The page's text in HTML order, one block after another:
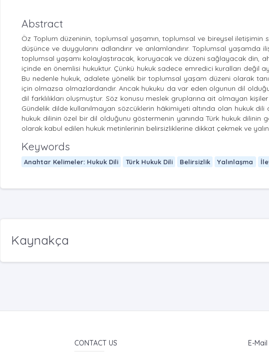
Abstract
Öz Toplum düzeninin, toplumsal yaşamın, toplumsal ve bireysel
düşünce ve duygularını adlandırır ve anlamlandırır. Toplumsal
toplumsal yaşamı kolaylaştıracak, koruyacak ve düzeni sağlayacak din,
içinde en önemlisi hukuktur. Çünkü hukuk sadece emredici kuralları değil
Bu nedenle hukuk, adalete yönelik bir toplumsal yaşam düzeni olarak
için olmazsa olmazlardandır. Ancak hukuku da var eden olgunun dil
dil farklılıkları oluşmuştur. Söz konusu meslek gruplarına ait olmayan
Gündelik dilde kullanılmayan sözcüklerin hâkimiyeti altında olan hukuk dili
hukuk dilinin özel bir dil olduğunu göstermenin yanında Türk hukuk dilinin
olarak kabul edilen hukuk metinlerinin belirsizliklerine dikkat çekmek ve
Keywords
Anahtar Kelimeler: Hukuk Dili Türk Hukuk Dili Belirsizlik Yalınlaşma
Kaynakça
CONTACT US E-